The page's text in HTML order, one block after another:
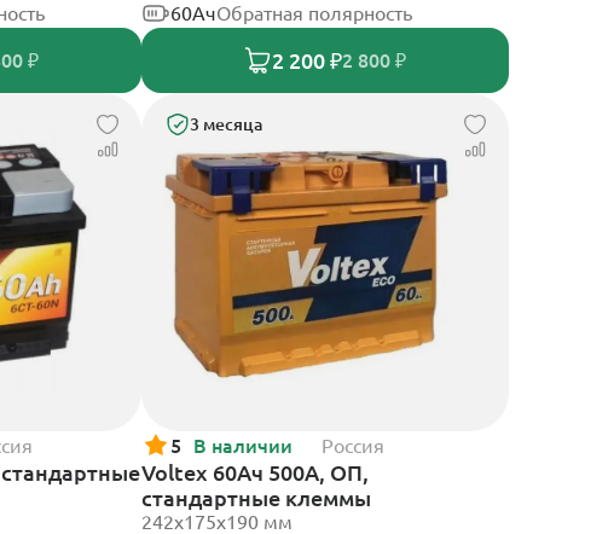
₽
60АчОбратная полярность
2 200 ₽2 800 ₽
3 месяца
5 В наличии Россия
Voltex 60Ач 500А, ОП,
стандартные клеммы
242х175х190 мм